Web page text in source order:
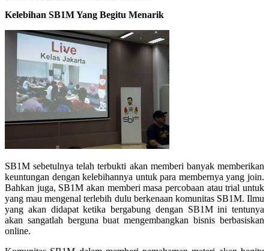
Kelebihan SB1M Yang Begitu Menarik
SB1M sebetulnya telah terbukti akan memberi banyak memberikan
keuntungan dengan kelebihannya untuk para membernya yang join.
Bahkan juga, SB1M akan memberi masa percobaan atau trial untuk
yang mau mengenal terlebih dulu berkenaan komunitas SB1M. Ilmu
yang akan didapat ketika bergabung dengan SB1M ini tentunya
akan sangatlah berguna buat mengembangkan bisnis berbasiskan
online.